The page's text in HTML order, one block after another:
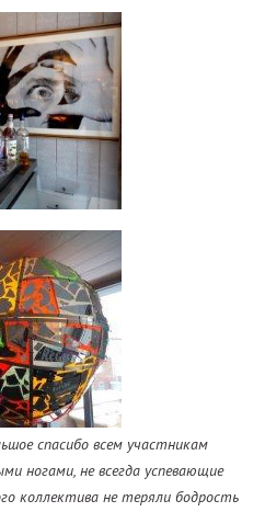
спасибо всем участникам
ногами, не всегда успевающие
коллектива не теряли бодрость